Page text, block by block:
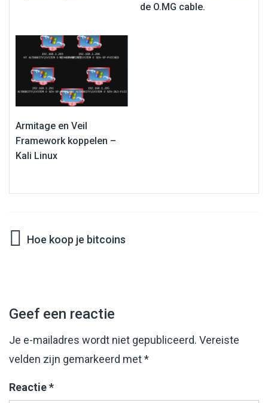
de O.MG cable.
Armitage en Veil
Framework koppelen –
Kali Linux
Hoe koop je bitcoins
Geef een reactie
Je e-mailadres wordt niet gepubliceerd. Vereiste
velden zijn gemarkeerd met*
Reactie*